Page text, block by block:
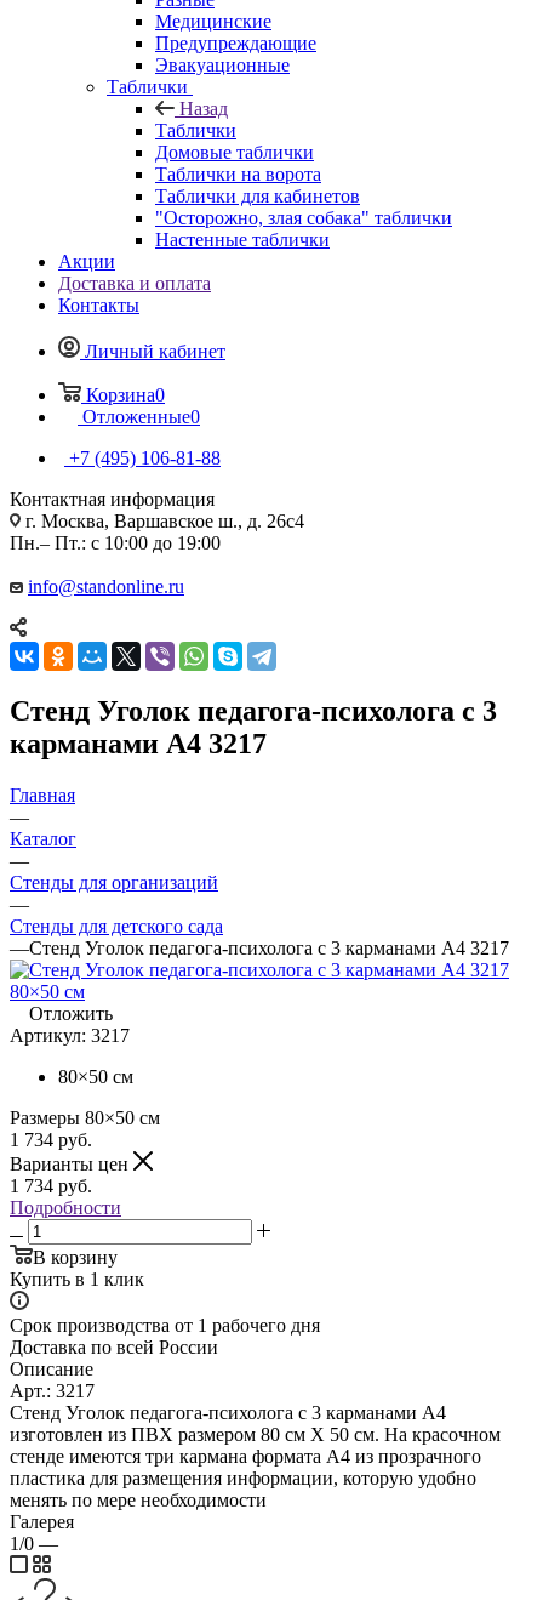
Медицинские
Предупреждающие
Эвакуационные
Таблички
Назад
Таблички
Домовые таблички
Таблички на ворота
Таблички для кабинетов
"Осторожно, злая собака" таблички
Настенные таблички
Акции
Доставка и оплата
Контакты
Личный кабинет
Корзина0
Отложенные0
+7 (495) 106-81-88
Контактная информация
г. Москва, Варшавское ш., д. 26с4
Пн.– Пт.: с 10:00 до 19:00
info@standonline.ru
Стенд Уголок педагога-психолога с 3
карманами А4 3217
Главная
—
Каталог
—
Стенды для организаций
—
Стенды для детского сада
—Стенд Уголок педагога-психолога с 3 карманами А4 3217
Отложить
Артикул: 3217
80×50 см
Размеры 80×50 см
1 734 руб.
Варианты цен
1 734 руб.
Подробности
В корзину
Купить в 1 клик
Срок производства от 1 рабочего дня
Доставка по всей России
Описание
Арт.: 3217
Стенд Уголок педагога-психолога с 3 карманами А4
изготовлен из ПВХ размером 80 см Х 50 см. На красочном
стенде имеются три кармана формата А4 из прозрачного
пластика для размещения информации, которую удобно
менять по мере необходимости
Галерея
1/0 —